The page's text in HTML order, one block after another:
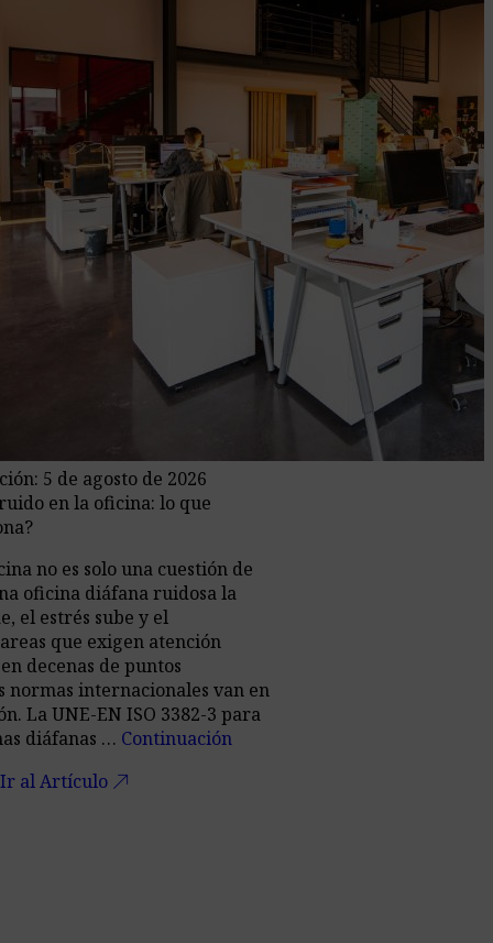
5 de agosto de 2026
en la oficina: lo que
no es solo una cuestión de
oficina diáfana ruidosa la
el estrés sube y el
que exigen atención
decenas de puntos
normas internacionales van en
La UNE-EN ISO 3382-3 para
diáfanas … Continuación
Ir al Artículocall_made